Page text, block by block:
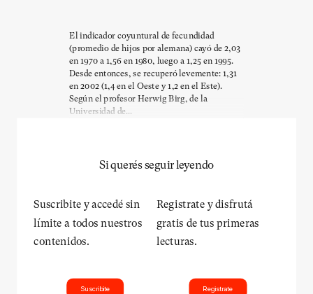
El indicador coyuntural de fecundidad
(promedio de hijos por alemana) cayó de 2,03
en 1970 a 1,56 en 1980, luego a 1,25 en 1995.
Desde entonces, se recuperó levemente: 1,31
en 2002 (1,4 en el Oeste y 1,2 en el Este).
Según el profesor Herwig Birg, de la
Universidad de...
Si querés seguir leyendo
Suscribite y accedé sin
límite a todos nuestros
contenidos.
Suscribite
Registrate y disfrutá
gratis de tus primeras
lecturas.
Registrate